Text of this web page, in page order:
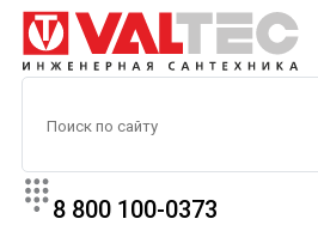
8 800 100-0373